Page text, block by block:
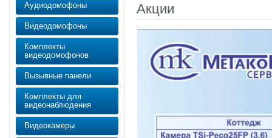
Акции
Аудиодомофоны
Видеодомофоны
Комплекты
видеодомофонов
Вызывные панели
Комплекты для
видеонаблюдения
Видеокамеры